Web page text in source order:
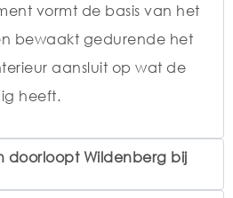
vormt de basis van het
bewaakt gedurende het
aansluit op wat de
heeft.
doorloopt Wildenberg bij